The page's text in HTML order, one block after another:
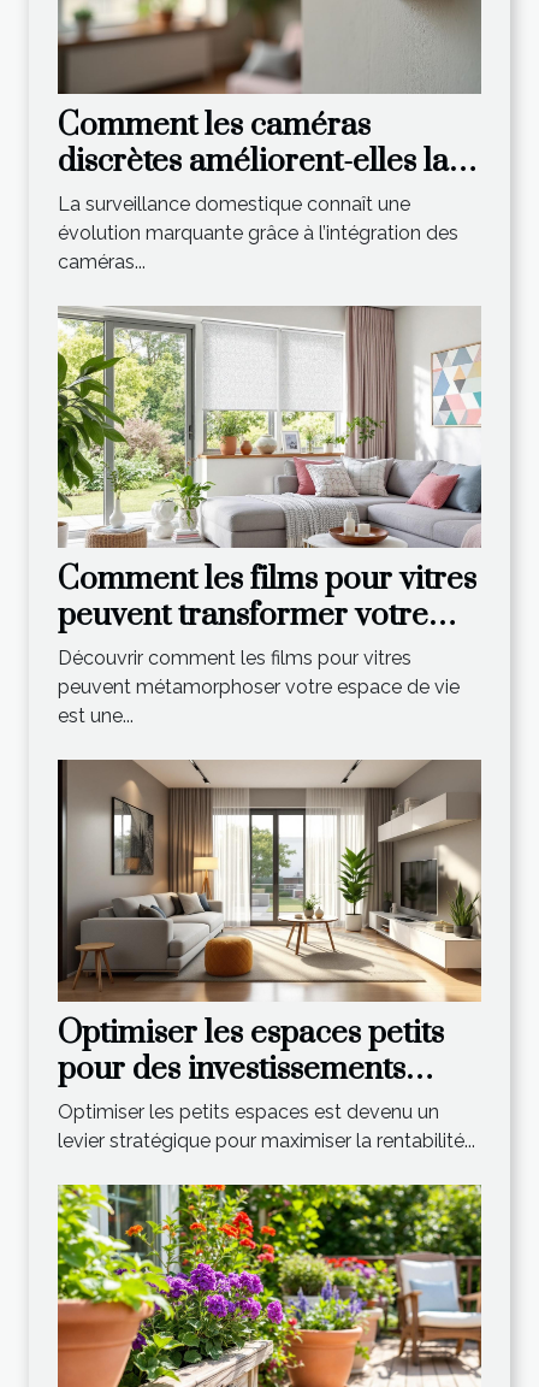
Comment les caméras
discrètes améliorent-elles la
surveillance domestique ?
La surveillance domestique connaît une
évolution marquante grâce à l’intégration des
caméras...
Comment les films pour vitres
peuvent transformer votre
espace de vie ?
Découvrir comment les films pour vitres
peuvent métamorphoser votre espace de vie
est une...
Optimiser les espaces petits
pour des investissements
rentables
Optimiser les petits espaces est devenu un
levier stratégique pour maximiser la rentabilité...